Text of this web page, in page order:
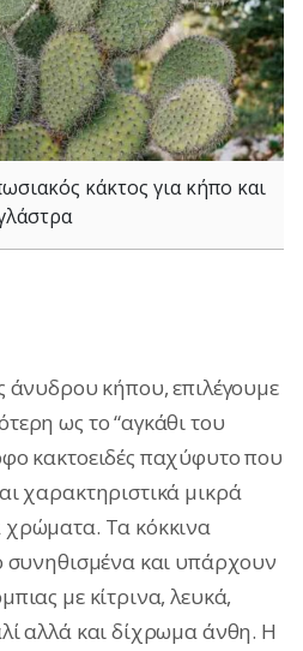
κάκτος για κήπο και
άνυδρου κήπου, επιλέγουμε
ως το “αγκάθι του
κακτοειδές παχύφυτο που
χαρακτηριστικά μικρά
Τα κόκκινα
συνηθισμένα και υπάρχουν
με κίτρινα, λευκά,
αλλά και δίχρωμα άνθη. Η